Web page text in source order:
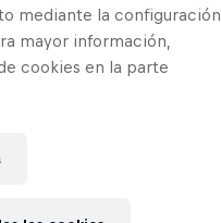
mediante la configuración
mayor información,
cookies en la parte